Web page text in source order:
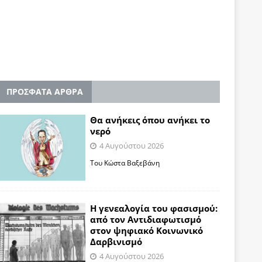
ΠΡΟΣΦΑΤΑ ΑΡΘΡΑ
Θα ανήκεις όπου ανήκει το
νερό
4 Αυγούστου 2026
Του Κώστα Βαξεβάνη
Η γενεαλογία του φασισμού:
από τον Αντιδιαφωτισμό
στον ψηφιακό Κοινωνικό
Δαρβινισμό
4 Αυγούστου 2026